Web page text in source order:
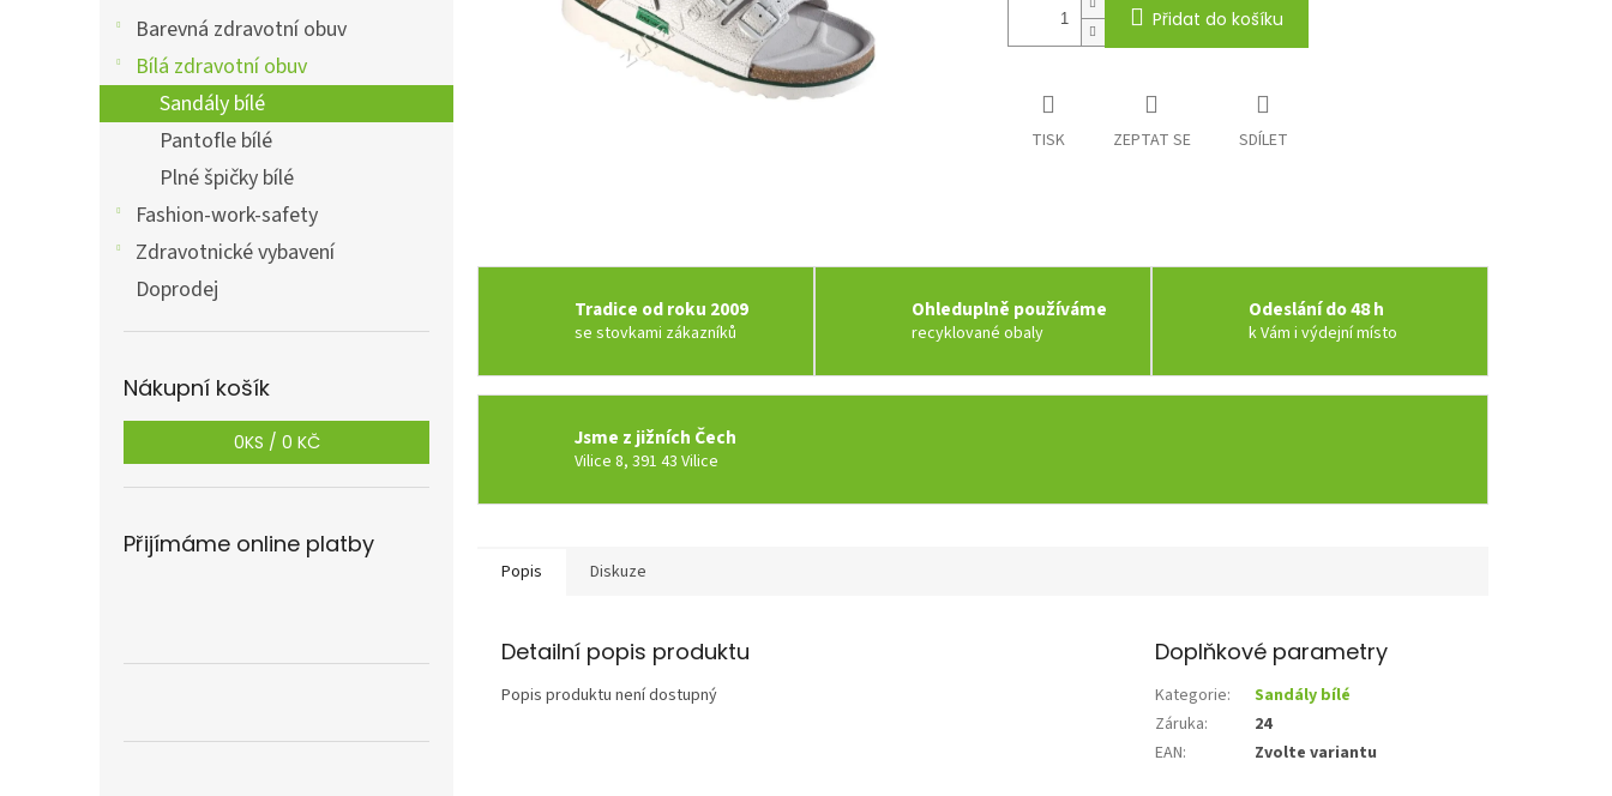
l
Barevná zdravotní obuv
Bílá zdravotní obuv
Sandály bílé
Pantofle bílé
Plné špičky bílé
Fashion-work-safety
Zdravotnické vybavení
Doprodej
Nákupní košík
0KS / 0 KČ
Přijímáme online platby
Přidat do košíku
TISK ZEPTAT SE SDÍLET
Tradice od roku 2009
se stovkami zákazníků
Ohleduplně používáme
recyklované obaly
Odeslání do 48 h
k Vám i výdejní místo
Jsme z jižních Čech
Vilice 8, 391 43 Vilice
Popis Diskuze
Detailní popis produktu
Popis produktu není dostupný
Doplňkové parametry
Kategorie:
Sandály bílé
Záruka:
24
EAN: Zvolte variantu